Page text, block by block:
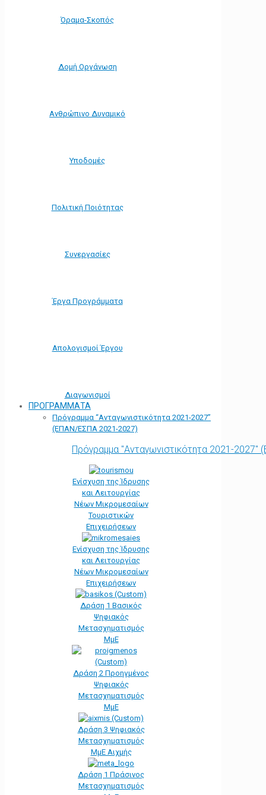
Όραμα-Σκοπός
Δομή Οργάνωση
Ανθρώπινο Δυναμικό
Υποδομές
Πολιτική Ποιότητας
Συνεργασίες
Έργα Προγράμματα
Απολογισμοί Έργου
Διαγωνισμοί
ΠΡΟΓΡΑΜΜΑΤΑ
Πρόγραμμα “Ανταγωνιστικότητα 2021-2027”
(ΕΠΑΝ/ΕΣΠΑ 2021-2027)
Πρόγραμμα "Ανταγωνιστικότητα 2021-
Ενίσχυση της Ίδρυσης
και Λειτουργίας
Νέων Μικρομεσαίων
Τουριστικών
Επιχειρήσεων
Ενίσχυση της Ίδρυσης
και Λειτουργίας
Νέων Μικρομεσαίων
Επιχειρήσεων
Δράση 1 Βασικός
Ψηφιακός
Μετασχηματισμός
ΜμΕ
Δράση 2 Προηγμένος
Ψηφιακός
Μετασχηματισμός
ΜμΕ
Δράση 3 Ψηφιακός
Μετασχηματισμός
ΜμΕ Αιχμής
Δράση 1 Πράσινος
Μετασχηματισμός